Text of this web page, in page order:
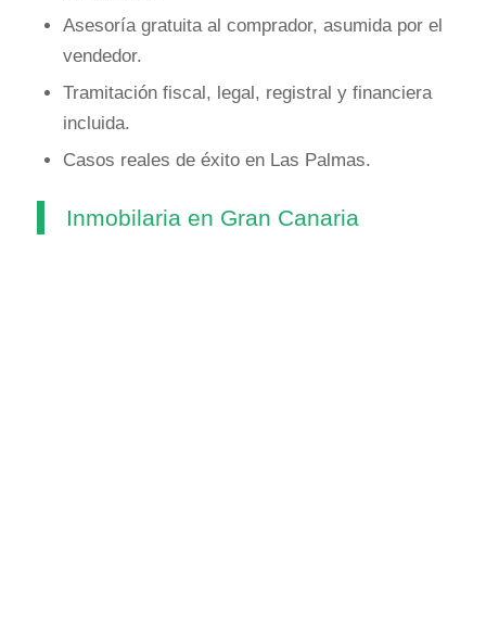
Asesoría gratuita al comprador, asumida por el
vendedor.
Tramitación fiscal, legal, registral y financiera
incluida.
Casos reales de éxito en Las Palmas.
Inmobilaria en Gran Canaria